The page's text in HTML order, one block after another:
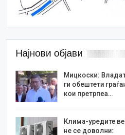
Најнови објави
Мицкоски:
ги обештети
кои претрпеа…
Клима-уредите
не се доволни: